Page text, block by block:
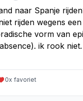
naar Spanje
rijden wegens
vorm van
ik rook
0x favoriet